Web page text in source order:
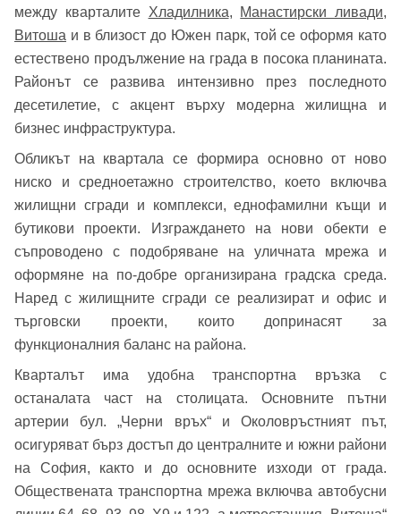
Добре дошъл!
Вход Регистрация
между кварталите Хладилника, Манастирски ливади,
Витоша и в близост до Южен парк, той се оформя като
естествено продължение на града в посока планината.
Районът се развива интензивно през последното
десетилетие, с акцент върху модерна жилищна и
бизнес инфраструктура.
Обликът на квартала се формира основно от ново
ниско и средноетажно строителство, което включва
жилищни сгради и комплекси, еднофамилни къщи и
бутикови проекти. Изграждането на нови обекти е
съпроводено с подобряване на уличната мрежа и
оформяне на по-добре организирана градска среда.
Наред с жилищните сгради се реализират и офис и
търговски проекти, които допринасят за
функционалния баланс на района.
Кварталът има удобна транспортна връзка с
останалата част на столицата. Основните пътни
артерии бул. „Черни връх“ и Околовръстният път,
осигуряват бърз достъп до централните и южни райони
на София, както и до основните изходи от града.
Обществената транспортна мрежа включва автобусни
Име*